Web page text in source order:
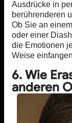
Ausdrücke in
berührenderen
Ob Sie an
oder einer
die Emotionen
Weise
6. Wie
anderen